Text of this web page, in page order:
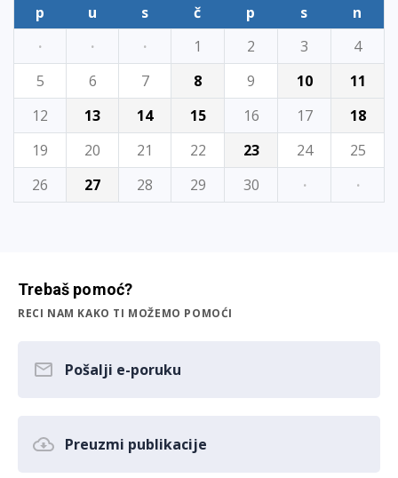
p
u s č p s
n
·
· · 1 2 3
4
5
6 7 8 9 10
11
12
13 14 15 16 17
18
19
20 21 22 23 24
25
26
27 28 29 30 · ·
Trebaš pomoć?
RECI NAM KAKO TI MOŽEMO POMOĆI
Pošalji e-poruku
Preuzmi publikacije